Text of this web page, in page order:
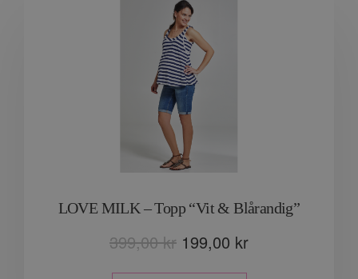
LOVE MILK – Topp “Vit & Blårandig”
399,00kr 199,00 kr